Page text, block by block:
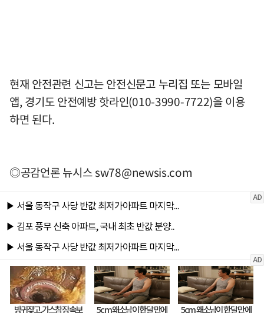
현재 안전관련 신고는 안전신문고 누리집 또는 모바일
앱, 경기도 안전예방 핫라인(010-3990-7722)을 이용
하면 된다.
◎공감언론 뉴시스sw78@newsis.com